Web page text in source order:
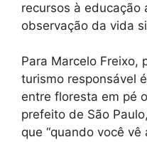
recursos à educação
observação da vida
Para Marcelo Freixo,
turismo responsável
entre floresta em pé
prefeito de São
que “quando você